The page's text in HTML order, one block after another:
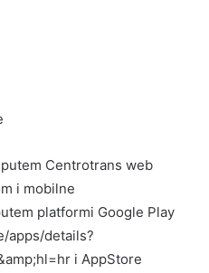
Centrotrans web
i mobilne
platformi Google Play
apps/details?
i AppStore